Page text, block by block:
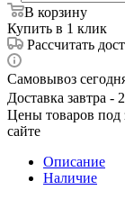
В корзину
Купить в 1 клик
Рассчитать
Самовывоз
Доставка завтра -
Цены товаров под
сайте
Описание
Наличие